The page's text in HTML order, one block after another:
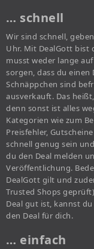
… schnell
Wir sind schnell,
Uhr. Mit DealGott bist
musst weder lange
sorgen, dass du einen
Schnäppchen sind
ausverkauft. Das
denn sonst ist alles
Kategorien wie zum
Preisfehler,
schnell genug sein
du den Deal melden
Veröffentlichung.
DealGott gilt und
Trusted Shops
Deal gut ist, kannst
den Deal für dich.
… einfach